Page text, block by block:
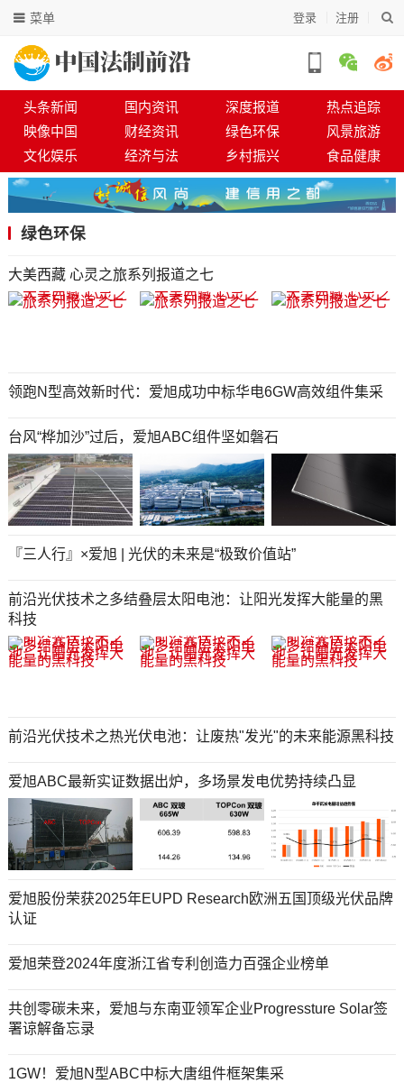
登录 注册
菜单
头条新闻 国内资讯 深度报道
热点追踪
映像中国
财经资讯 绿色环保
风景旅游
文化娱乐
经济与法 乡村振兴 食品健康
绿色环保
大美西藏 心灵之旅系列报道之七
领跑N型高效新时代：爱旭成功中标华电6GW高效组件集采
台风“桦加沙”过后，爱旭ABC组件坚如磐石
『三人行』×爱旭 | 光伏的未来是“极致价值站”
前沿光伏技术之多结叠层太阳电池：让阳光发挥大能量的黑
科技
前沿光伏技术之热光伏电池：让废热"发光"的未来能源黑科技
爱旭ABC最新实证数据出炉，多场景发电优势持续凸显
爱旭股份荣获2025年EUPD Research欧洲五国顶级光伏品牌
认证
爱旭荣登2024年度浙江省专利创造力百强企业榜单
共创零碳未来，爱旭与东南亚领军企业Progressture Solar签
署谅解备忘录
1GW！爱旭N型ABC中标大唐组件框架集采